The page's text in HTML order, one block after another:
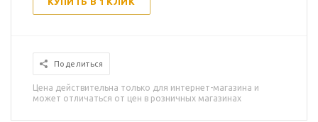
Поделиться
Цена действительна только для интернет-магазина и
может отличаться от цен в розничных магазинах